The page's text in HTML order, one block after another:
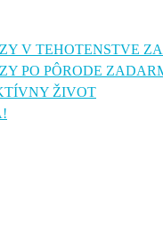
V TEHOTENSTVE
PO PÔRODE
ŽIVOT